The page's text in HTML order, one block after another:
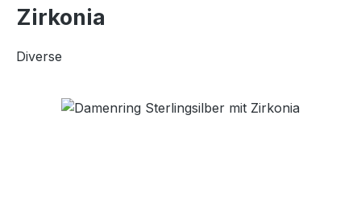
Zirkonia
Diverse
Bildergalerie überspringen